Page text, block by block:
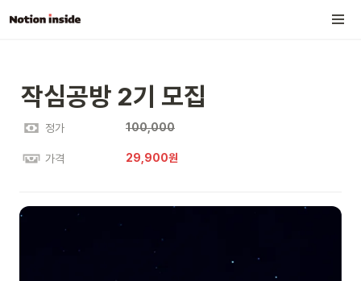
작심공방 2기 모집
정가 100,000
가격 29,900원